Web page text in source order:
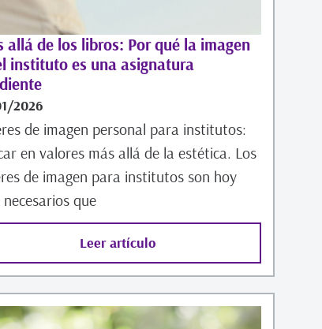
allá de los libros: Por qué la imagen
instituto es una asignatura
2026
de imagen personal para institutos:
en valores más allá de la estética. Los
de imagen para institutos son hoy
necesarios que
Leer artículo